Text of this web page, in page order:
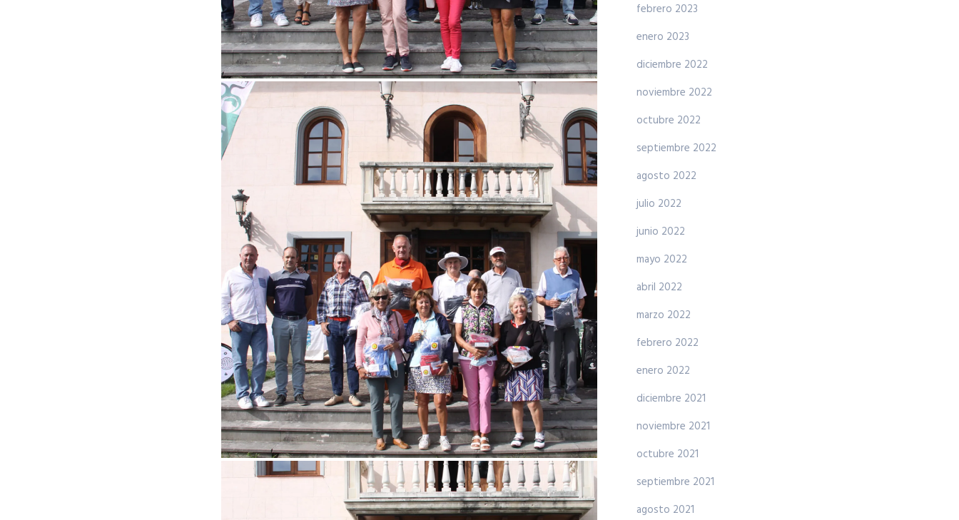
febrero 2023
enero 2023
diciembre 2022
noviembre 2022
octubre 2022
septiembre 2022
agosto 2022
julio 2022
junio 2022
mayo 2022
abril 2022
marzo 2022
febrero 2022
enero 2022
diciembre 2021
noviembre 2021
octubre 2021
septiembre 2021
agosto 2021